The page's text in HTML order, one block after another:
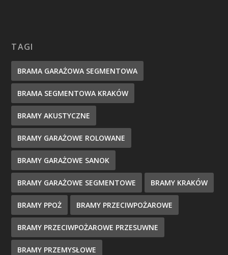
TAGI
BRAMA GARAŻOWA SEGMENTOWA
BRAMA SEGMENTOWA KRAKÓW
BRAMY AKUSTYCZNE
BRAMY GARAŻOWE ROLOWANE
BRAMY GARAŻOWE SANOK
BRAMY GARAŻOWE SEGMENTOWE BRAMY KRAKÓW
BRAMY PPOŻ BRAMY PRZECIWPOŻAROWE
BRAMY PRZECIWPOŻAROWE PRZESUWNE
BRAMY PRZEMYSŁOWE